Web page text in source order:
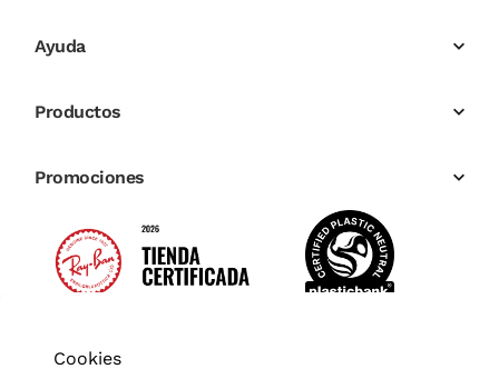
Ayuda
Productos
Promociones
Cookies